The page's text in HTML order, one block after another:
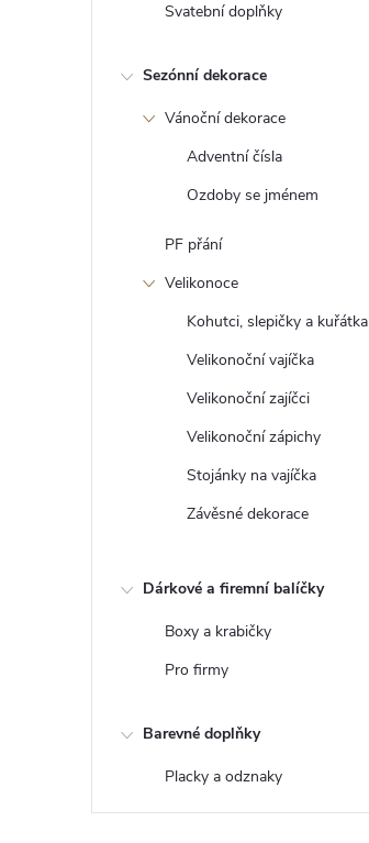
Svatební doplňky
Sezónní dekorace
Vánoční dekorace
Adventní čísla
Ozdoby se jménem
PF přání
Velikonoce
Kohutci, slepičky a kuřátka
Velikonoční vajíčka
Velikonoční zajíčci
Velikonoční zápichy
Stojánky na vajíčka
Závěsné dekorace
Dárkové a firemní balíčky
Boxy a krabičky
Pro firmy
Barevné doplňky
Placky a odznaky